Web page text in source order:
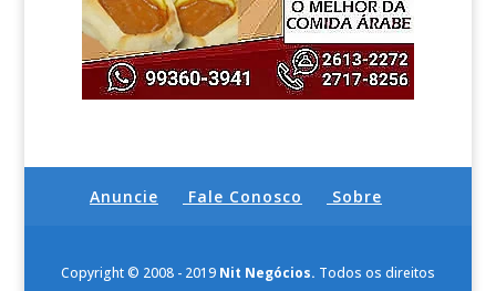
Anuncie Fale Conosco Sobre
Copyright © 2008 - 2019 Nit Negócios. Todos os direitos